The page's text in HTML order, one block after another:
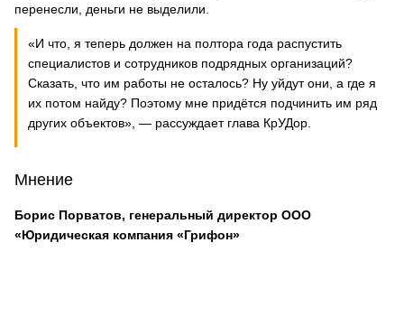
перенесли, деньги не выделили.
«И что, я теперь должен на полтора года распустить
специалистов и сотрудников подрядных организаций?
Сказать, что им работы не осталось? Ну уйдут они, а где я
их потом найду? Поэтому мне придётся подчинить им ряд
других объектов», — рассуждает глава КрУДор.
Мнение
Борис Порватов, генеральный директор ООО
«Юридическая компания «Грифон»